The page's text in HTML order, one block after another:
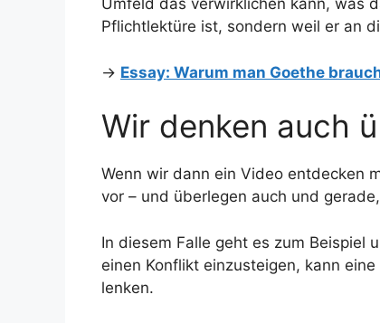
Umfeld das verwirklichen kann, was
Pflichtlektüre ist, sondern weil er an
→ Essay: Warum man Goethe
Wir denken auch
Wenn wir dann ein Video entdecken
vor – und überlegen auch und
In diesem Falle geht es zum Beispiel
einen Konflikt einzusteigen, kann
lenken.